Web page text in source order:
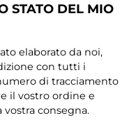
STATO DEL MIO
elaborato da noi,
con tutti i
di tracciamento
il vostro ordine e
vostra consegna.